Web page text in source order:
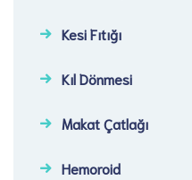
Kesi Fıtığı​
Kıl Dönmesi
Makat Çatlağı
Hemoroid